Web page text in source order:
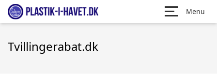
Menu
Tvillingerabat.dk